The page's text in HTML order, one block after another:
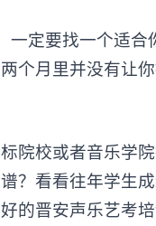
定要找一个适合
个月里并没有让
校或者音乐学院
？看看往年学生
的晋安声乐艺考